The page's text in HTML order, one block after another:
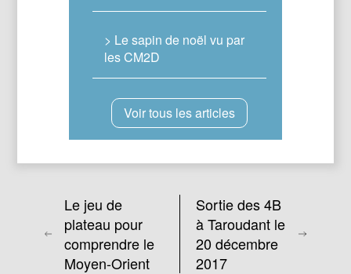
> Le sapin de noël vu par
les CM2D
Voir tous les articles
Le jeu de
plateau pour
comprendre le
Moyen-Orient
Sortie des 4B
à Taroudant le
20 décembre
2017